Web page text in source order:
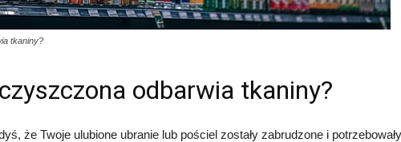
tkaniny?
odbarwia tkaniny?
że Twoje ulubione ubranie lub pościel zostały zabrudzone i potrzebowały